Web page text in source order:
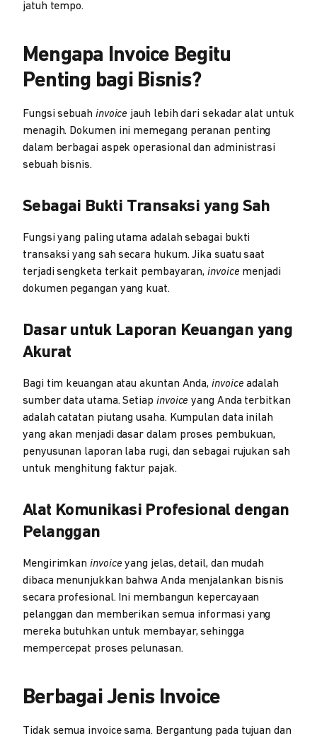
jatuh tempo.
Mengapa Invoice Begitu
Penting bagi Bisnis?
Fungsi sebuah invoice jauh lebih dari sekadar alat untuk
menagih. Dokumen ini memegang peranan penting
dalam berbagai aspek operasional dan administrasi
sebuah bisnis.
Sebagai Bukti Transaksi yang Sah
Fungsi yang paling utama adalah sebagai bukti
transaksi yang sah secara hukum. Jika suatu saat
terjadi sengketa terkait pembayaran,invoice menjadi
dokumen pegangan yang kuat.
Dasar untuk Laporan Keuangan yang
Akurat
Bagi tim keuangan atau akuntan Anda,invoice adalah
sumber data utama. Setiap invoice yang Anda terbitkan
adalah catatan piutang usaha. Kumpulan data inilah
yang akan menjadi dasar dalam proses pembukuan,
penyusunan laporan laba rugi, dan sebagai rujukan sah
untuk menghitung faktur pajak.
Alat Komunikasi Profesional dengan
Pelanggan
Mengirimkaninvoice yang jelas, detail, dan mudah
dibaca menunjukkan bahwa Anda menjalankan bisnis
secara profesional. Ini membangun kepercayaan
pelanggan dan memberikan semua informasi yang
mereka butuhkan untuk membayar, sehingga
mempercepat proses pelunasan.
Berbagai Jenis Invoice
Tidak semua invoice sama. Bergantung pada tujuan dan